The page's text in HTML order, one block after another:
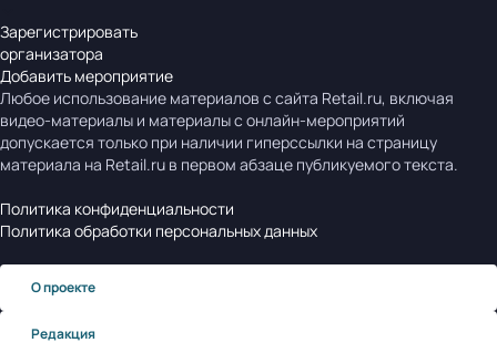
Зарегистрировать
организатора
Добавить мероприятие
Любое использование материалов с сайта Retail.ru, включая
видео-материалы и материалы с онлайн-мероприятий
допускается только при наличии гиперссылки на страницу
материала на Retail.ru в первом абзаце публикуемого текста.
Политика конфиденциальности
Политика обработки персональных данных
О проекте
Редакция